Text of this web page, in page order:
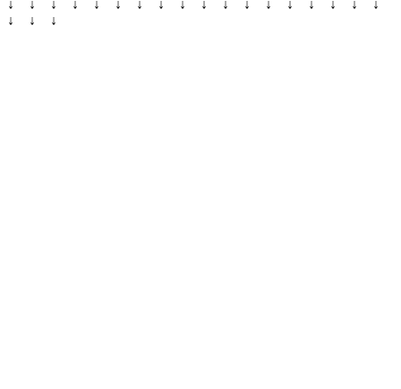
↓ ↓ ↓ ↓ ↓ ↓ ↓ ↓ ↓ ↓ ↓ ↓ ↓ ↓ ↓ ↓ ↓ ↓
↓ ↓ ↓